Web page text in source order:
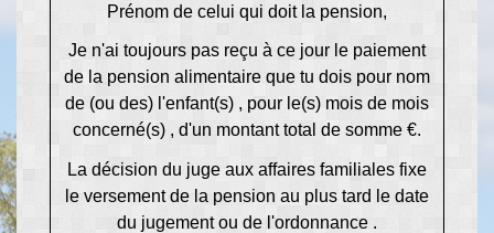
Prénom de celui qui doit la pension,
Je n'ai toujours pas reçu à ce jour le paiement
de la pension alimentaire que tu dois pour nom
de (ou des) l'enfant(s) , pour le(s) mois de mois
concerné(s) , d'un montant total de somme €.
La décision du juge aux affaires familiales fixe
le versement de la pension au plus tard le date
du jugement ou de l'ordonnance .